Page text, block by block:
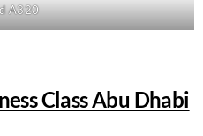
A320
Class Abu Dhabi